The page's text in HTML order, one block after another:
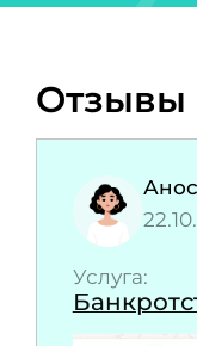
Отзывы
Услуга: